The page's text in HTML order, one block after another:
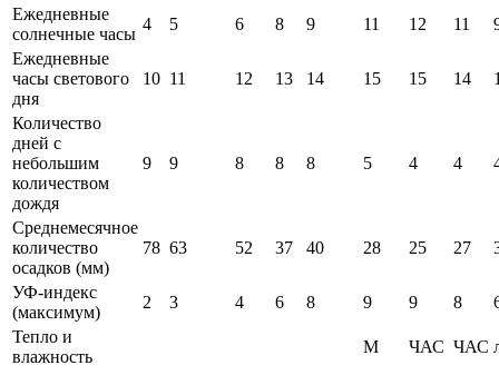
Ежедневные
солнечные часы
4 5 6 8 9 11 12 11
Ежедневные
часы светового
дня
10 11 12 13 14 15 15 14
Количество
дней с
небольшим
количеством
дождя
9 9 8 8 8 5 4 4
Среднемесячное
количество
осадков (мм)
78 63 52 37 40 28 25 27
УФ-индекс
(максимум)
2 3 4 6 8 9 9 8
Тепло и
влажность
М ЧАС ЧАС